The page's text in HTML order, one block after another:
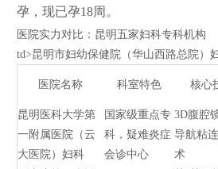
孕，现已孕18周。
医院实力对比：昆明五家妇科专科机构
td>昆明市妇幼保健院（华山西路总院）
医院名称 科室特色 核心
昆明医科大学第
一附属医院（云
大医院）妇科
国家级重点专
科，疑难炎症
会诊中心
3D腹腔
导航粘
术